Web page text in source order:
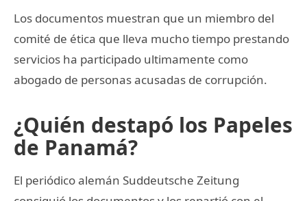
Los documentos muestran que un miembro del
comité de ética que lleva mucho tiempo prestando
servicios ha participado ultimamente como
abogado de personas acusadas de corrupción.
¿Quién destapó los Papeles
de Panamá?
El periódico alemán Suddeutsche Zeitung